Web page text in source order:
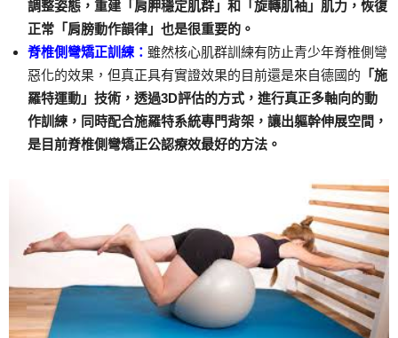
調整姿態，重建「肩胛穩定肌群」和「旋轉肌袖」肌力，恢復
正常「肩膀動作韻律」也是很重要的。
脊椎側彎矯正訓練： 雖然核心肌群訓練有防止青少年脊椎側彎
惡化的效果，但真正具有實證效果的目前還是來自德國的 「施
羅特運動」技術，透過3D評估的方式，進行真正多軸向的動
作訓練，同時配合施羅特系統專門背架，讓出軀幹伸展空間，
是目前脊椎側彎矯正公認療效最好的方法。